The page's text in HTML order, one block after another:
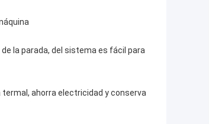
la parada, del sistema es fácil para
termal, ahorra electricidad y conserva